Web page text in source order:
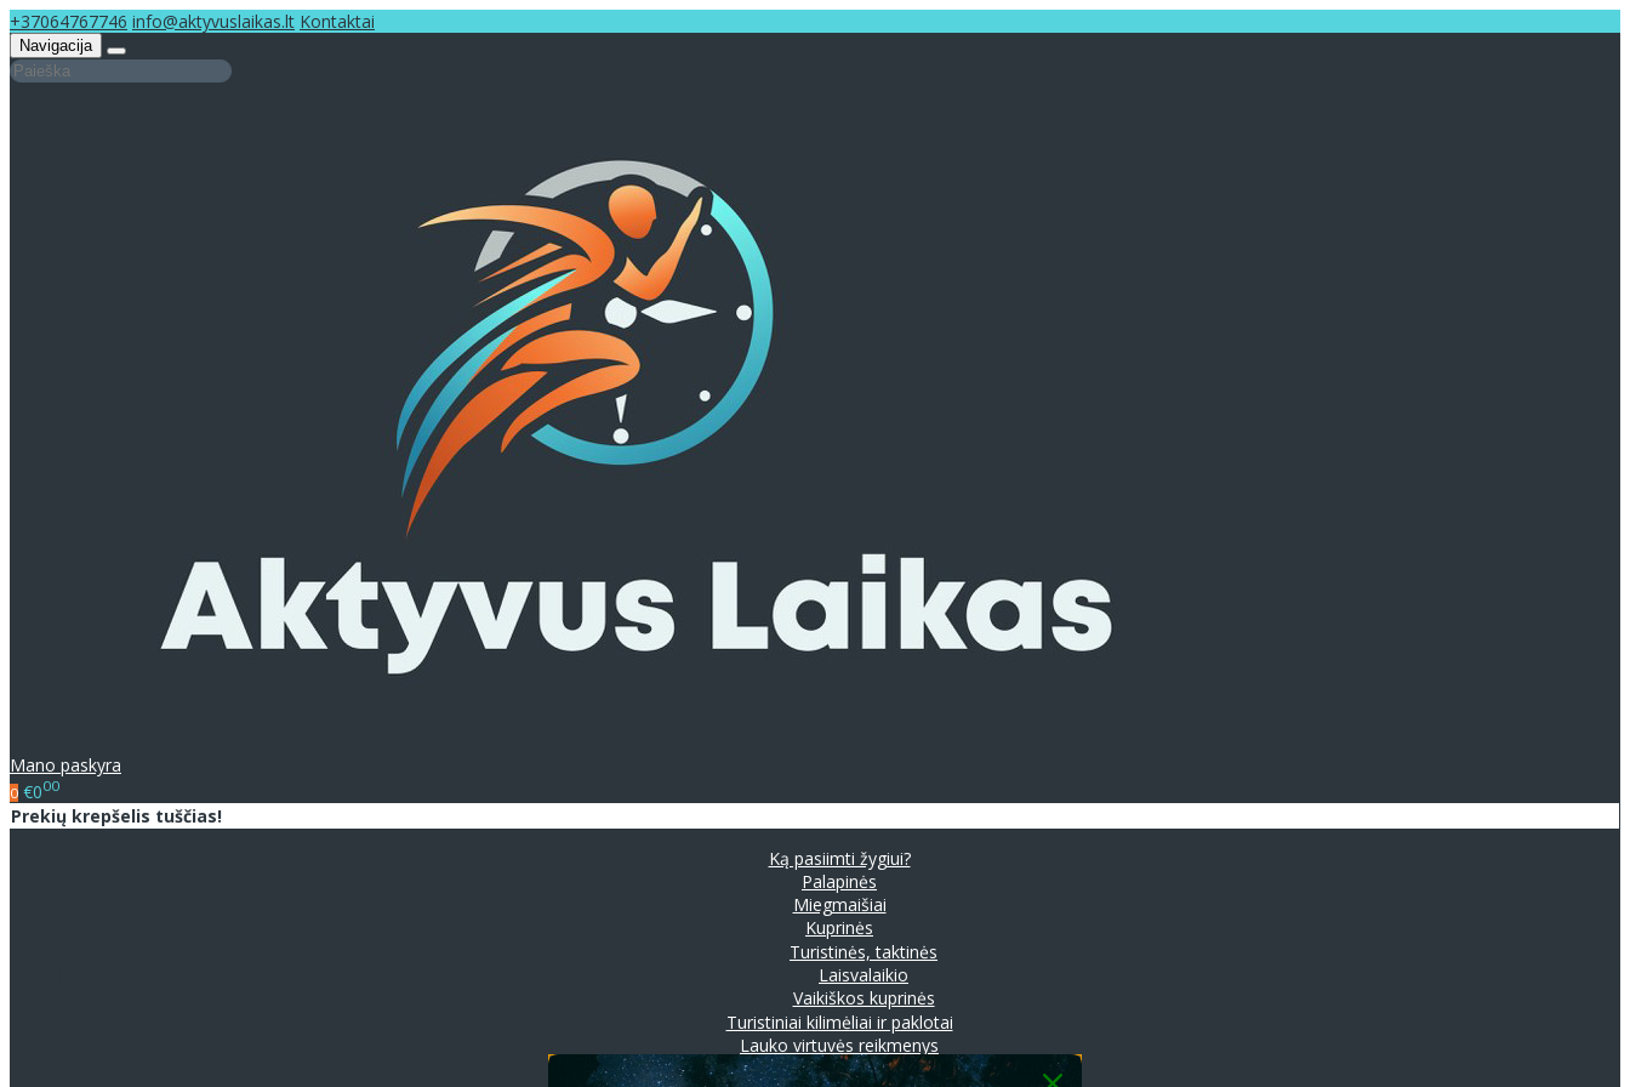
+37064767746 info@aktyvuslaikas.lt Kontaktai
Navigacija
Mano paskyra
0 €000
Prekių krepšelis tuščias!
Ką pasiimti žygiui?
Palapinės
Miegmaišiai
Kuprinės
Turistinės, taktinės
Laisvalaikio
Vaikiškos kuprinės
Turistiniai kilimėliai ir paklotai
Lauko virtuvės reikmenys
Prožektoriai ir stovyklavimo lempos